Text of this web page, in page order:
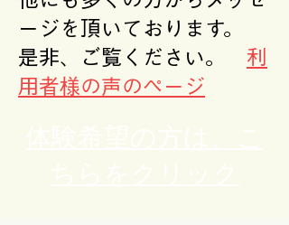
ージを頂いております。
是非、ご覧ください。 利
用者様の声のページ